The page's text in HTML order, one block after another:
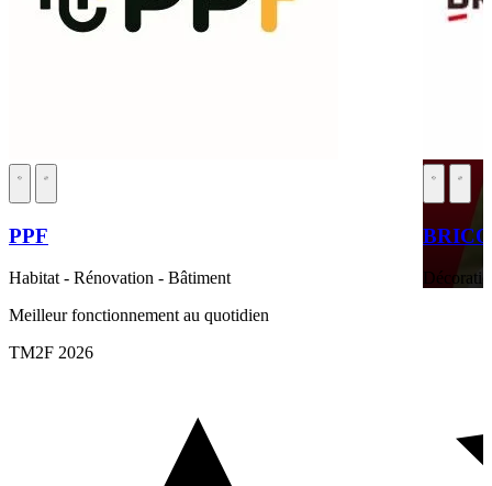
PPF
Habitat - Rénovation - Bâtiment
Meilleur fonctionnement au quotidien
TM2F 2026